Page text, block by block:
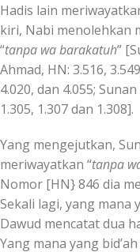
Hadis lain
kiri, Nabi menolehkan
“tanpa wa barakatuh”
Ahmad, HN: 3.516,
4.020, dan 4.055;
1.305, 1.307 dan 1.308].
Yang mengejutkan,
meriwayatkan “tanpa
Nomor [HN} 846 dia
Sekali lagi, yang mana
Dawud mencatat dua
Yang mana yang